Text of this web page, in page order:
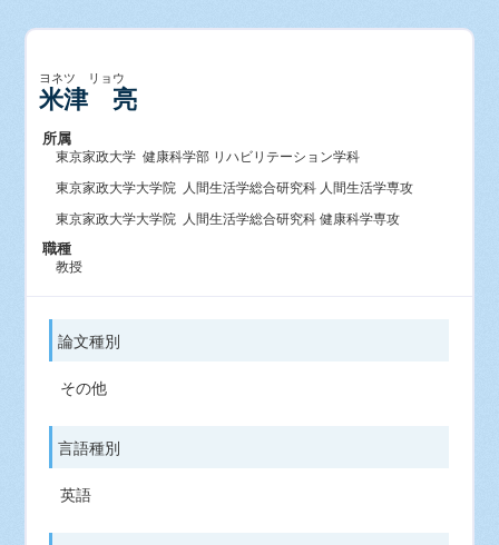
ヨネツ リョウ
米津 亮
所属
東京家政大学 健康科学部 リハビリテーション学科
東京家政大学大学院 人間生活学総合研究科 人間生活学専攻
東京家政大学大学院 人間生活学総合研究科 健康科学専攻
職種
教授
論文種別
その他
言語種別
英語